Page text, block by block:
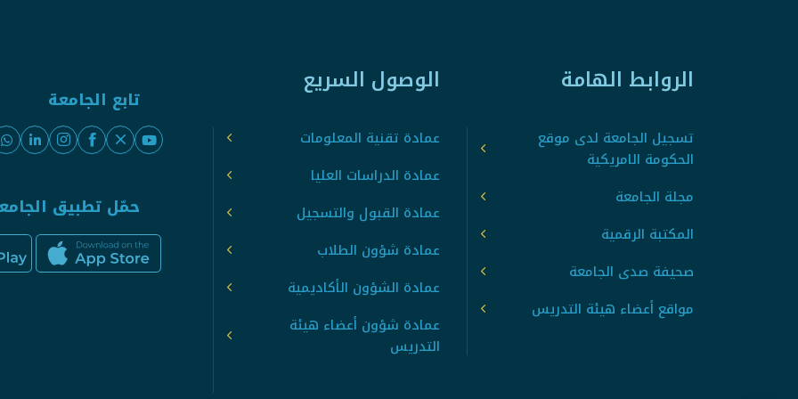
الروابط الهامة
تسجيل الجامعة لدى موقع
الحكومة الامريكية
مجلة الجامعة
المكتبة الرقمية
صحيفة صدى الجامعة
مواقع أعضاء هيئة التدريس
الوصول السريع
عمادة تقنية المعلومات
عمادة الدراسات العليا
عمادة القبول والتسجيل
عمادة شؤون الطلاب
عمادة الشؤون الأكاديمية
عمادة شؤون أعضاء هيئة
التدريس
تابع الجامعة
حمّل تطبيق